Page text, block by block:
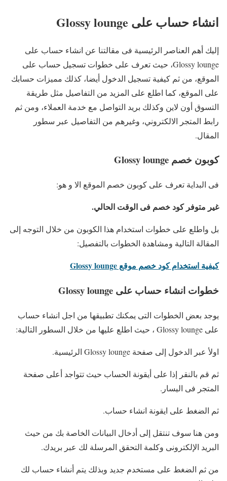
انشاء حساب على Glossy lounge
إليك أهم العناصر الرئيسية فى مقالتنا عن انشاء حساب على
Glossy lounge، حيث تعرف على خطوات تسجيل حساب على
الموقع، من ثم كيفية تسجيل الدخول أيضا، كذلك مميزات حسابك
على الموقع، كما اطلع على المزيد من التفاصيل مثل طريقة
التسوق أون لاين وكذلك بريد التواصل مع خدمة العملاء، ومن ثم
رابط المتجر الالكتروني، وغيرهم من التفاصيل عبر سطور
المقال.
كوبون خصم Glossy lounge
فى البداية تعرف على كوبون خصم الموقع الا و هو:
غير متوفر كود خصم فى الوقت الحالي.
بل واطلع على خطوات استخدام هذا الكوبون من خلال التوجه إلى
المقالة التالية ومشاهدة الخطوات بالتفصيل:
كيفية استخدام كود خصم موقع Glossy lounge
خطوات انشاء حساب على Glossy lounge
يوجد بعض الخطوات التى يمكنك تطبيقها من اجل انشاء حساب
على Glossy lounge ، حيث اطلع عليها من خلال السطور التالية:
اولأ عبر الدخول إلى صفحة Glossy lounge الرئيسية.
ثم قم بالنقر إذا على أيقونة الحساب حيث تتواجد أعلى صفحة
المتجر فى اليسار.
ثم الضغط على ايقونة انشاء حساب.
ومن هنا سوف تنتقل إلى أدخال البيانات الخاصة بك من حيث
البريد الإلكترونى وكلمة التحقق المرسلة لك عبر بريدك.
من ثم الضغط على مستخدم جديد وبذلك يتم أنشاء حساب لك